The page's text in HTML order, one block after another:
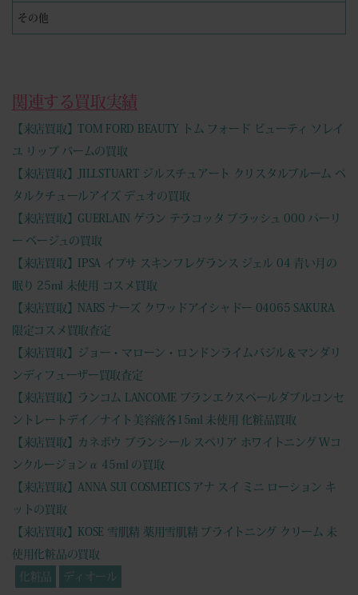
その他
関連する買取実績
【来店買取】TOM FORD BEAUTY トム フォード ビューティ ソレイ
ユ リップ バームの買取
【来店買取】JILLSTUART ジルスチュアート クリスタルブルーム ペ
タルクチュールアイズ デュオの買取
【来店買取】GUERLAIN ゲラン テラコッタ ブラッシュ 000 パーリ
ー ベージュの買取
【来店買取】IPSA イプサ スキンフレグランス ジェル 04 青い月の
眠り 25ml 未使用 コスメ買取
【来店買取】NARS ナーズ クワッドアイシャドー 04065 SAKURA
限定コスメ買取査定
【来店買取】ジョー・マローン・ロンドンライムバジル＆マンダリ
ンディフューザー買取査定
【来店買取】ランコム LANCOME ブランエクスペールダブルコンセ
ントレートデイ／ナイト美容液各15ml 未使用 化粧品買取
【来店買取】カネボウ ブランシール スペリア ホワイトニング Wコ
ンクルージョンα 45ml の買取
【来店買取】ANNA SUI COSMETICS アナ スイ ミニ ローション キ
ットの買取
【来店買取】KOSE 雪肌精 薬用雪肌精 ブライトニング クリーム 未
使用化粧品の買取
化粧品
ディオール